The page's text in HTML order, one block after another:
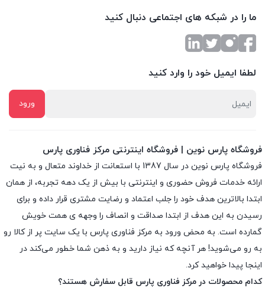
ما را در شبکه های اجتماعی دنبال کنید
لطفا ایمیل خود را وارد کنید
فروشگاه پارس نوین | فروشگاه اینترنتی مرکز فناوری پارس
فروشگاه پارس نوین در سال 1387 با استعانت از خداوند متعال و به نیت
ارائه خدمات فروش حضوری و اینترنتی با بیش از یک دهه تجربه، از همان
ابتدا بالاترین هدف خود را جلب اعتماد و رضایت مشتری قرار داده و براى
رسیدن به این هدف از ابتدا صداقت و انصاف را وجهه ى همت خویش
گمارده است. به محض ورود به مرکز فناوری پارس با یک سایت پر از کالا رو
به رو می‌شوید! هر آنچه که نیاز دارید و به ذهن شما خطور می‌کند در
اینجا پیدا خواهید کرد.
کدام محصولات در مرکز فناوری پارس قابل سفارش هستند؟